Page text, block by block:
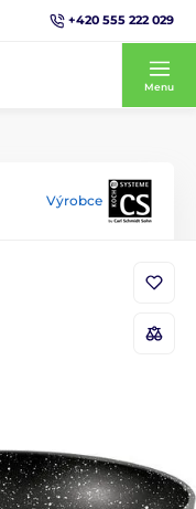
+420 555 222 029
Menu
Výrobce